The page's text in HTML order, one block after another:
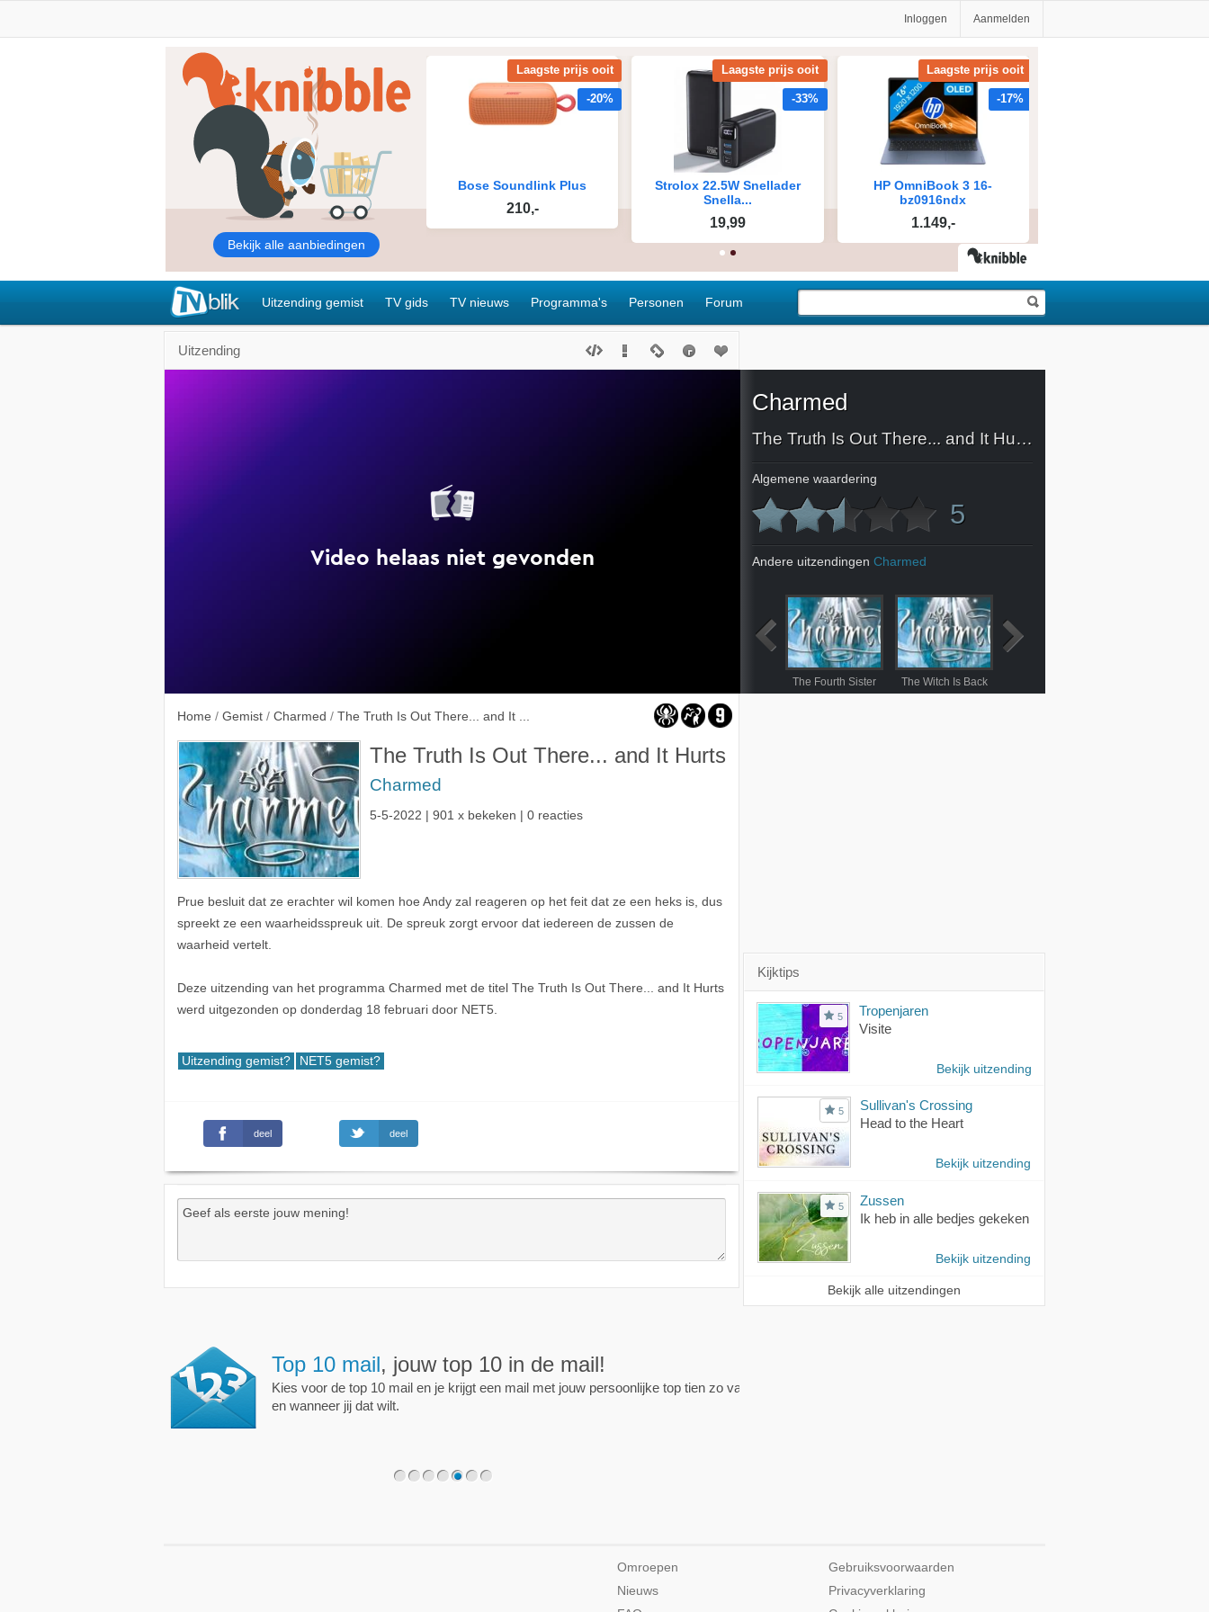
Inloggen Aanmelden
Uitzending gemist TV gids TV nieuws Programma's Personen Forum
Uitzending
Home / Gemist / Charmed / The Truth Is Out There... and It ...
The Truth Is Out There... and It Hurts
Charmed
5-5-2022 | 901 x bekeken | 0 reacties
Prue besluit dat ze erachter wil komen hoe Andy zal reageren op het feit dat ze een heks is, dus
spreekt ze een waarheidsspreuk uit. De spreuk zorgt ervoor dat iedereen de zussen de
waarheid vertelt.
Deze uitzending van het programma Charmed met de titel The Truth Is Out There... and It Hurts
werd uitgezonden op donderdag 18 februari door NET5.
Uitzending gemist? NET5 gemist?
deel deel
Charmed
The Truth Is Out There... and It Hurts
Algemene waardering
5
Andere uitzendingen Charmed
The Fourth Sister The Witch Is Back
Kijktips
5
Tropenjaren
Visite
Bekijk uitzending
5
Sullivan's Crossing
Head to the Heart
Bekijk uitzending
5
Zussen
Ik heb in alle bedjes gekeken
Bekijk uitzending
Bekijk alle uitzendingen
Top 10 mail, jouw top 10 in de mail!
Kies voor de top 10 mail en je krijgt een mail met jouw persoonlijke top tien zo vaak
en wanneer jij dat wilt.
Omroepen
Nieuws
Gebruiksvoorwaarden
Privacyverklaring